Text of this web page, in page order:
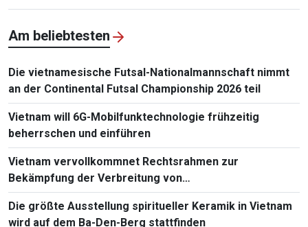
Am beliebtesten
Die vietnamesische Futsal-Nationalmannschaft nimmt
an der Continental Futsal Championship 2026 teil
Vietnam will 6G-Mobilfunktechnologie frühzeitig
beherrschen und einführen
Vietnam vervollkommnet Rechtsrahmen zur
Bekämpfung der Verbreitung von
Massenvernichtungswaffen
Die größte Ausstellung spiritueller Keramik in Vietnam
wird auf dem Ba-Den-Berg stattfinden